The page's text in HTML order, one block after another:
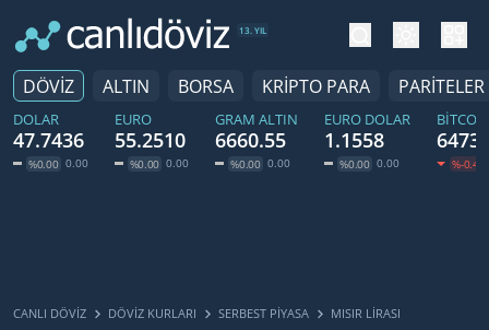
13. YIL
DÖVİZ ALTIN BORSA KRİPTO PARA PARİTELER
DOLAR
47.7436
%0.00 0.00
EURO
55.2510
%0.00 0.00
GRAM ALTIN
6660.55
%0.00 0.00
EURO DOLAR
1.1558
%0.00 0.00 %-0.45
CANLI DÖVİZ DÖVIZ KURLARI SERBEST PIYASA MISIR LIRASI